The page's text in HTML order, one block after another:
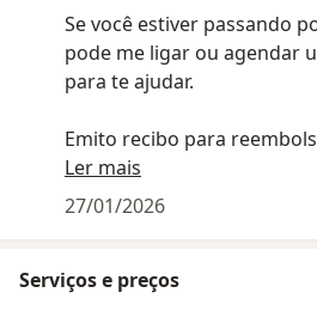
Se você estiver passando
pode me ligar ou agendar
para te ajudar.
Emito recibo para
com seu plano para
Ler mais
27/01/2026
Serviços e preços